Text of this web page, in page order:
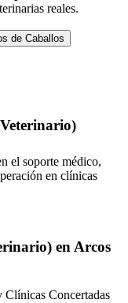
reales.
de Caballos
el soporte médico,
en clínicas
en Arcos
Clínicas Concertadas